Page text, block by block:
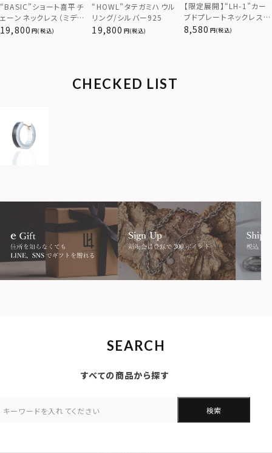
“BASIC”ショート喜平チ
ェーンネックレス（ミディ
アム）/シルバー925
19,800 (税込)
“HOWL”タテガミハウル
リング/シルバー925
19,800 (税込)
【限定展開】“LH-1”カー
ブドプレートネックレス/
サージカルステンレス（金
8,580 (税込)
CHECKED LIST
SEARCH
すべての商品から探す
検索